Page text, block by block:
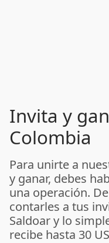
Invita y
Colombia
Para unirte a
y ganar, debes
una operación.
contarles a tus
Saldoar y lo
recibe hasta 30